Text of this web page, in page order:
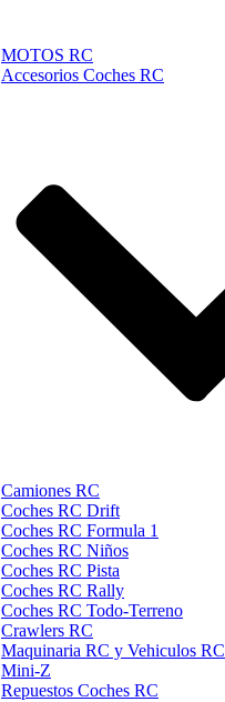
MOTOS RC
Accesorios Coches RC
Camiones RC
Coches RC Drift
Coches RC Formula 1
Coches RC Niños
Coches RC Pista
Coches RC Rally
Coches RC Todo-Terreno
Crawlers RC
Maquinaria RC y Vehiculos RC
Mini-Z
Repuestos Coches RC